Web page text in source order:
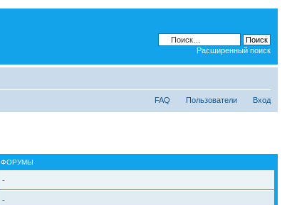
Расширенный поиск
FAQ Пользователи Вход
ФОРУМЫ
-
-